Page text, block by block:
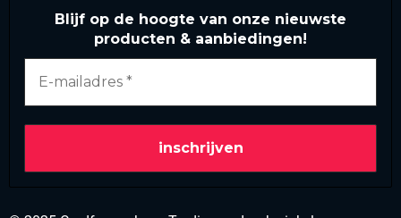
Blijf op de hoogte van onze nieuwste
producten & aanbiedingen!